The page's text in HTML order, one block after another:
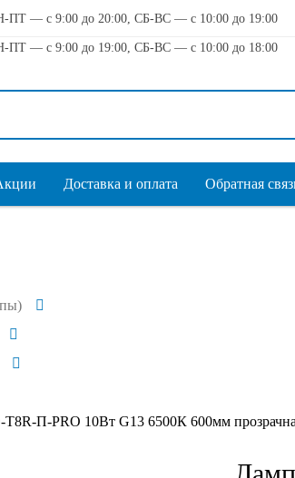
ПТ — с 9:00 до 20:00, СБ-ВС — с 10:00 до 19:00
ПТ — с 9:00 до 19:00, СБ-ВС — с 10:00 до 18:00
Доставка и оплата Обратная
П-PRO 10Вт G13 6500К 600мм